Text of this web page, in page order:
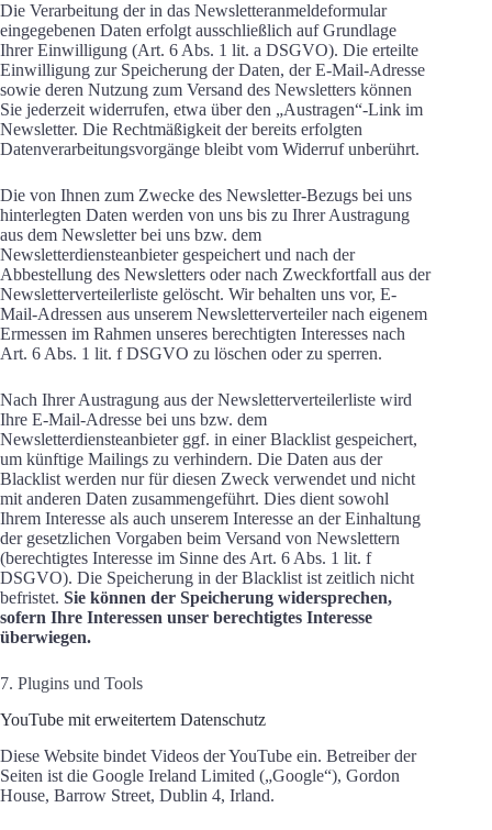
Die Verarbeitung der in das Newsletteranmeldeformular
eingegebenen Daten erfolgt ausschließlich auf Grundlage
Ihrer Einwilligung (Art. 6 Abs. 1 lit. a DSGVO). Die erteilte
Einwilligung zur Speicherung der Daten, der E-Mail-Adresse
sowie deren Nutzung zum Versand des Newsletters können
Sie jederzeit widerrufen, etwa über den „Austragen“-Link im
Newsletter. Die Rechtmäßigkeit der bereits erfolgten
Datenverarbeitungsvorgänge bleibt vom Widerruf unberührt.
Die von Ihnen zum Zwecke des Newsletter-Bezugs bei uns
hinterlegten Daten werden von uns bis zu Ihrer Austragung
aus dem Newsletter bei uns bzw. dem
Newsletterdiensteanbieter gespeichert und nach der
Abbestellung des Newsletters oder nach Zweckfortfall aus der
Newsletterverteilerliste gelöscht. Wir behalten uns vor, E-
Mail-Adressen aus unserem Newsletterverteiler nach eigenem
Ermessen im Rahmen unseres berechtigten Interesses nach
Art. 6 Abs. 1 lit. f DSGVO zu löschen oder zu sperren.
Nach Ihrer Austragung aus der Newsletterverteilerliste wird
Ihre E-Mail-Adresse bei uns bzw. dem
Newsletterdiensteanbieter ggf. in einer Blacklist gespeichert,
um künftige Mailings zu verhindern. Die Daten aus der
Blacklist werden nur für diesen Zweck verwendet und nicht
mit anderen Daten zusammengeführt. Dies dient sowohl
Ihrem Interesse als auch unserem Interesse an der Einhaltung
der gesetzlichen Vorgaben beim Versand von Newslettern
(berechtigtes Interesse im Sinne des Art. 6 Abs. 1 lit. f
DSGVO). Die Speicherung in der Blacklist ist zeitlich nicht
befristet. Sie können der Speicherung widersprechen,
sofern Ihre Interessen unser berechtigtes Interesse
überwiegen.
7. Plugins und Tools
YouTube mit erweitertem Datenschutz
Diese Website bindet Videos der YouTube ein. Betreiber der
Seiten ist die Google Ireland Limited („Google“), Gordon
House, Barrow Street, Dublin 4, Irland.